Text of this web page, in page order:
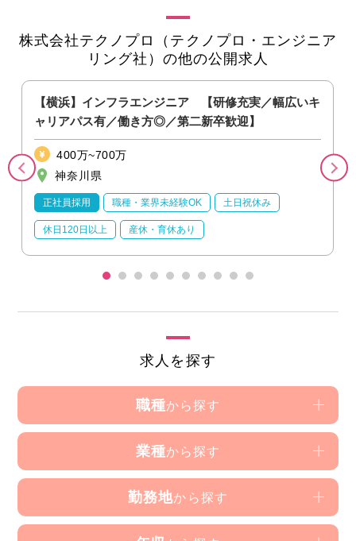
株式会社テクノプロ（テクノプロ・エンジニア
リング社）の他の公開求人
【横浜】インフラエンジニア 【研修充実／幅広いキ
ャリアパス有／働き方◎／第二新卒歓迎】
400万~700万
神奈川県
正社員採用 職種・業界未経験OK 土日祝休み
休日120日以上 産休・育休あり
求人を探す
職種から探す
業種から探す
勤務地から探す